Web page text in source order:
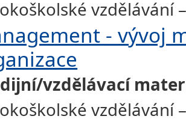
vzdělávání
- vývoj
vzdělávací
vzdělávání